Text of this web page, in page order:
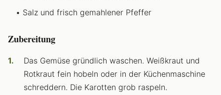
Salz und frisch gemahlener Pfeffer
Zubereitung
Das Gemüse gründlich waschen. Weißkraut und
Rotkraut fein hobeln oder in der Küchenmaschine
schreddern. Die Karotten grob raspeln.